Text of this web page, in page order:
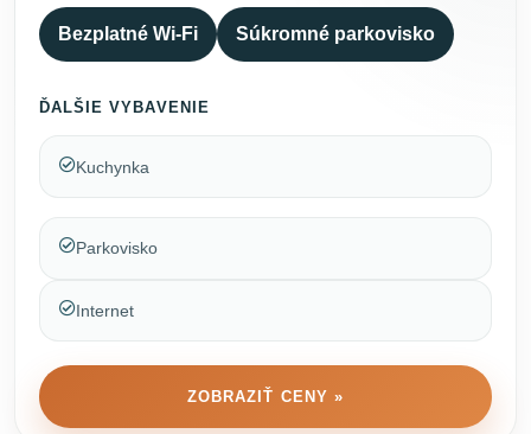
Bezplatné Wi-Fi Súkromné parkovisko
ĎALŠIE VYBAVENIE
Kuchynka
Parkovisko
Internet
ZOBRAZIŤ CENY »